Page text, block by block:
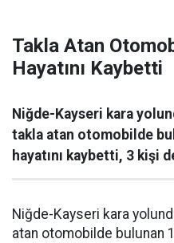
Takla Atan
Hayatını Kaybetti
Niğde-Kayseri kara
takla atan otomobilde
hayatını kaybetti, 3 kişi
Niğde-Kayseri kara
atan otomobilde bulunan